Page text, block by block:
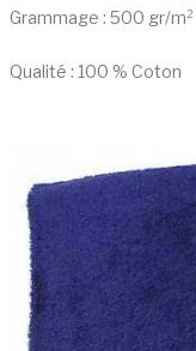
Grammage : 500 gr/m²
Qualité : 100 % Coton